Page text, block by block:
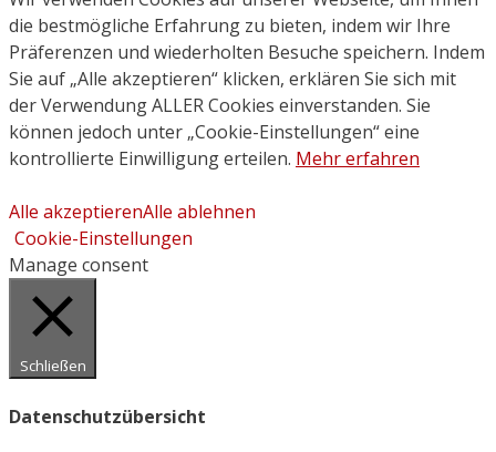
die bestmögliche Erfahrung zu bieten, indem wir Ihre
Präferenzen und wiederholten Besuche speichern. Indem
Sie auf „Alle akzeptieren“ klicken, erklären Sie sich mit
der Verwendung ALLER Cookies einverstanden. Sie
können jedoch unter „Cookie-Einstellungen“ eine
kontrollierte Einwilligung erteilen. Mehr erfahren
Alle akzeptierenAlle ablehnen
Cookie-Einstellungen
Manage consent
Schließen
Datenschutzübersicht